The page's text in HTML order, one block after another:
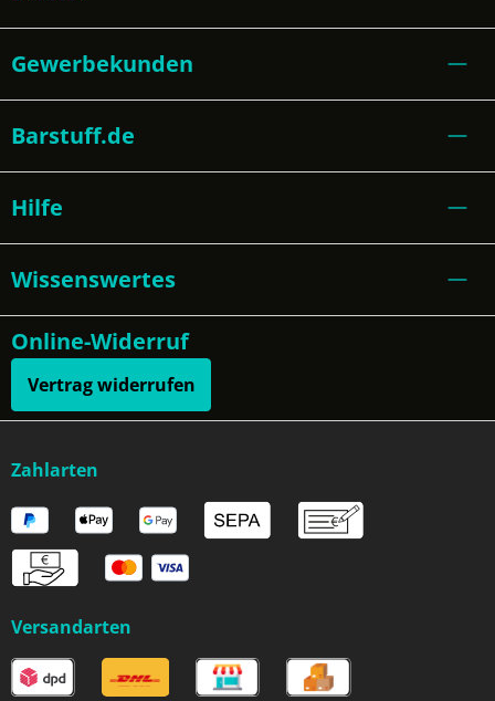
Gewerbekunden
Barstuff.de
Hilfe
Wissenswertes
Online-Widerruf
Vertrag widerrufen
Zahlarten
Versandarten